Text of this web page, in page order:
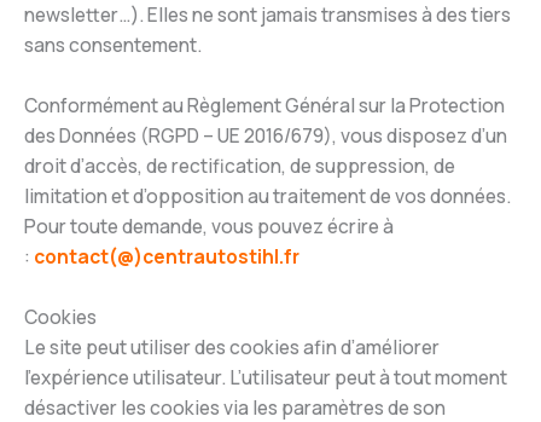
newsletter…). Elles ne sont jamais transmises à des tiers
sans consentement.
Conformément au Règlement Général sur la Protection
des Données (RGPD – UE 2016/679), vous disposez d’un
droit d’accès, de rectification, de suppression, de
limitation et d’opposition au traitement de vos données.
Pour toute demande, vous pouvez écrire à
: contact(@)centrautostihl.fr
Cookies
Le site peut utiliser des cookies afin d’améliorer
l’expérience utilisateur. L’utilisateur peut à tout moment
désactiver les cookies via les paramètres de son